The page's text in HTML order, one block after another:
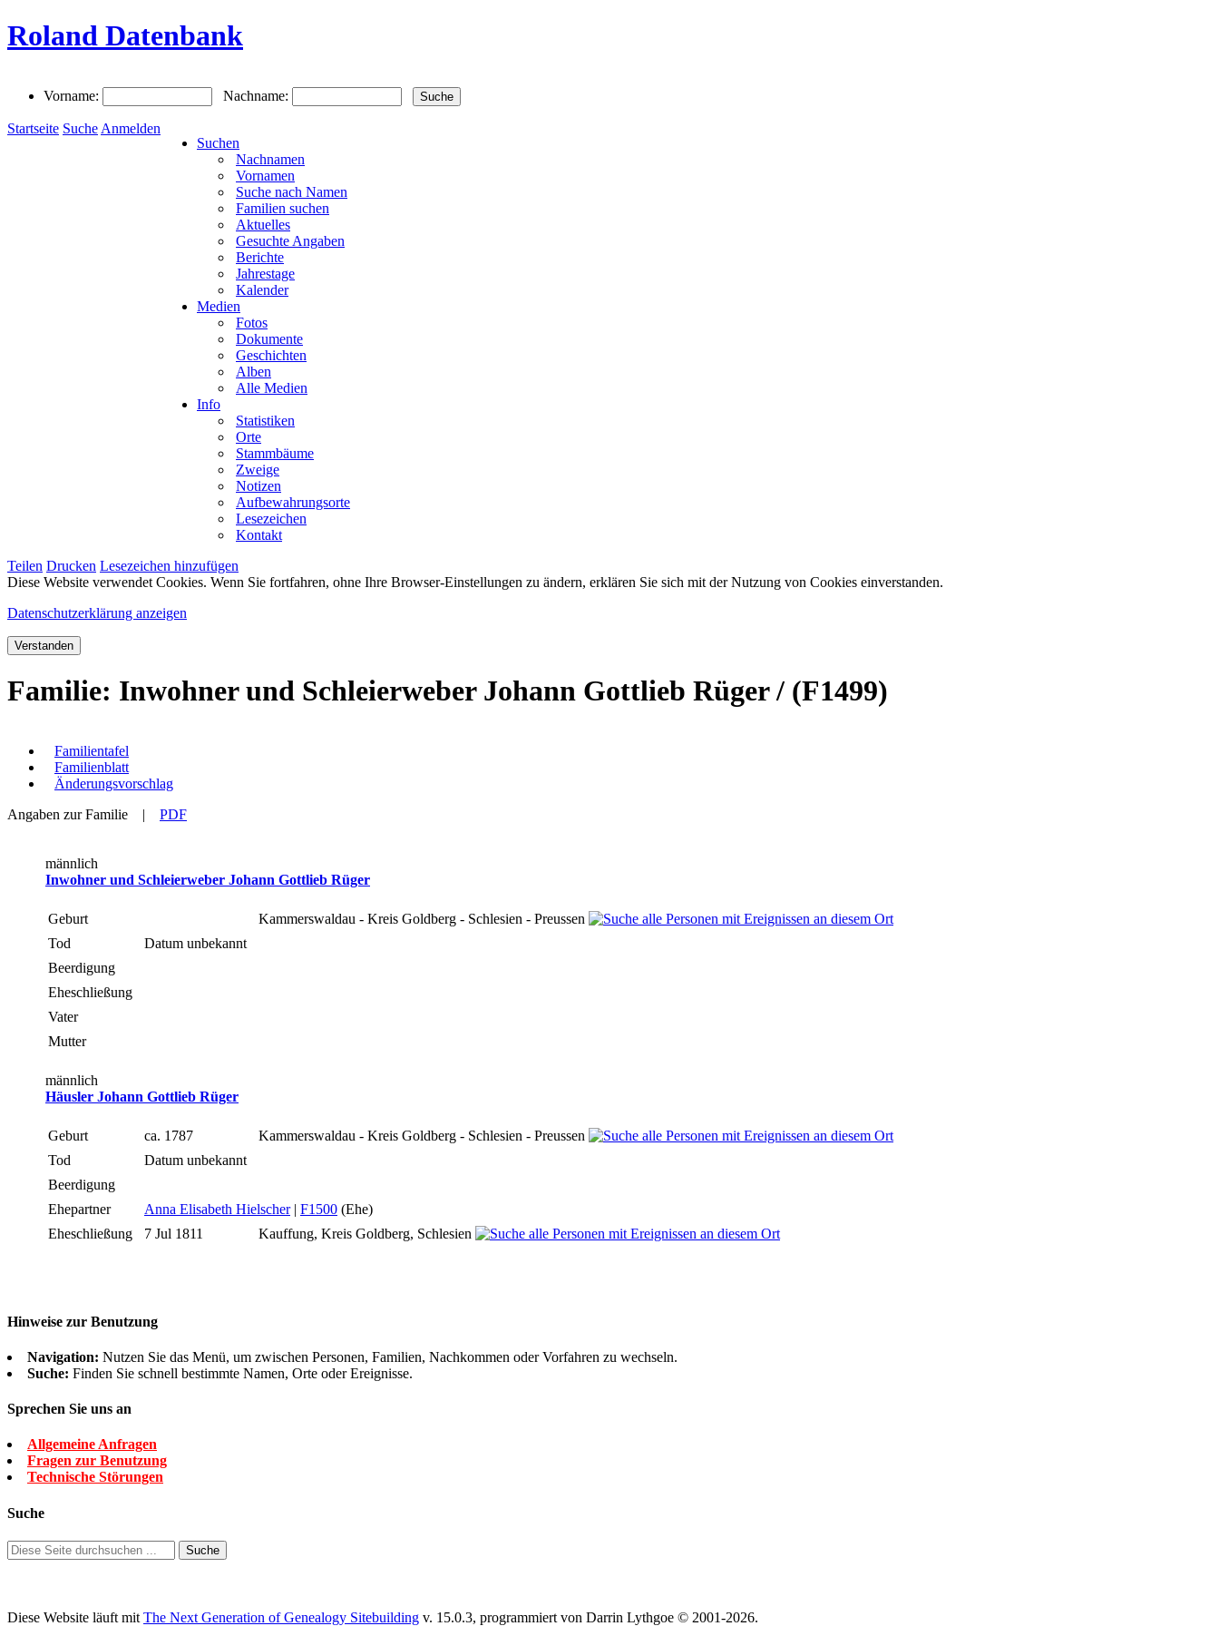
Roland Datenbank
Vorname: Nachname:
Startseite Suche Anmelden
Suchen
Nachnamen
Vornamen
Suche nach Namen
Familien suchen
Aktuelles
Gesuchte Angaben
Berichte
Jahrestage
Kalender
Medien
Fotos
Dokumente
Geschichten
Alben
Alle Medien
Info
Statistiken
Orte
Stammbäume
Zweige
Notizen
Aufbewahrungsorte
Lesezeichen
Kontakt
Teilen Drucken Lesezeichen hinzufügen
Diese Website verwendet Cookies. Wenn Sie fortfahren, ohne Ihre Browser-Einstellungen zu ändern, erklären Sie sich mit der Nutzung von Cookies einverstanden.
Datenschutzerklärung anzeigen
Verstanden
Familie: Inwohner und Schleierweber Johann Gottlieb Rüger / (F1499)
Familientafel
Familienblatt
Änderungsvorschlag
Angaben zur Familie | PDF
männlich
Inwohner und Schleierweber Johann Gottlieb Rüger
Geburt
Kammerswaldau - Kreis Goldberg - Schlesien - Preussen
Tod
Datum unbekannt
Beerdigung
Eheschließung
Vater
Mutter
männlich
Häusler Johann Gottlieb Rüger
Geburt ca. 1787
Kammerswaldau - Kreis Goldberg - Schlesien - Preussen
Tod
Datum unbekannt
Beerdigung
Ehepartner
Anna Elisabeth Hielscher| F1500 (Ehe)
Eheschließung
7 Jul 1811 Kauffung, Kreis Goldberg, Schlesien
Hinweise zur Benutzung
Navigation: Nutzen Sie das Menü, um zwischen Personen, Familien, Nachkommen oder Vorfahren zu wechseln.
Suche: Finden Sie schnell bestimmte Namen, Orte oder Ereignisse.
Sprechen Sie uns an
Allgemeine Anfragen
Fragen zur Benutzung
Technische Störungen
Suche
Diese Website läuft mit The Next Generation of Genealogy Sitebuilding v. 15.0.3, programmiert von Darrin Lythgoe © 2001-2026.